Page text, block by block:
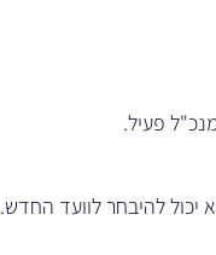
פעיל.
יכול להיבחר לוועד החדש.